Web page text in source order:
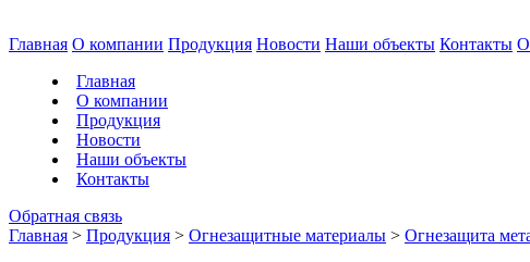
Главная О компании Продукция Новости Наши объекты Контакты
Главная
О компании
Продукция
Новости
Наши объекты
Контакты
Обратная связь
Главная > Продукция > Огнезащитные материалы > Огнезащита